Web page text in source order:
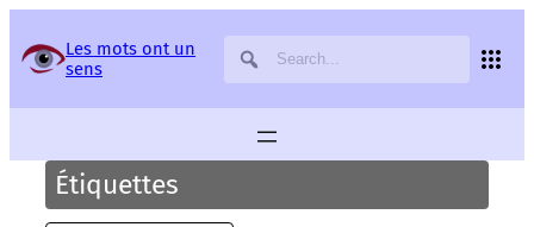
Les mots ont un
sens
Étiquettes
Panneau de gestion des services